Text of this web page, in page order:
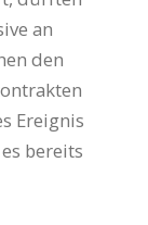
an
den
Ereignis
bereits